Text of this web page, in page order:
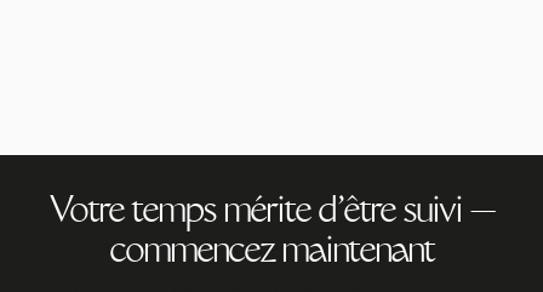
Votre temps mérite d'être suivi —
commencez maintenant